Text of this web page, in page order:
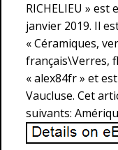
RICHELIEU »
janvier 2019. Il
« Céramiques,
français\Verres,
« alex84fr » et
Vaucluse. Cet
suivants: